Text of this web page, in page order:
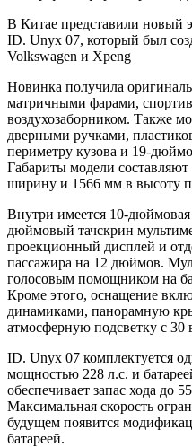
В Китае представили новый
ID. Unyx 07, который был
Volkswagen и Xpeng
Новинка получила
матричными фарами,
воздухозаборником. Также
дверными ручками,
периметру кузова и 19-
Габариты модели
ширину и 1566 мм в высоту
Внутри имеется 10-
дюймовый тачскрин
проекционный дисплей и
пассажира на 12 дюймов.
голосовым помощником на
Кроме этого, оснащение
динамиками, панорамную
атмосферную подсветку с 30
ID. Unyx 07 комплектуется
мощностью 228 л.с. и
обеспечивает запас хода до
Максимальная скорость
будущем появится
батареей.